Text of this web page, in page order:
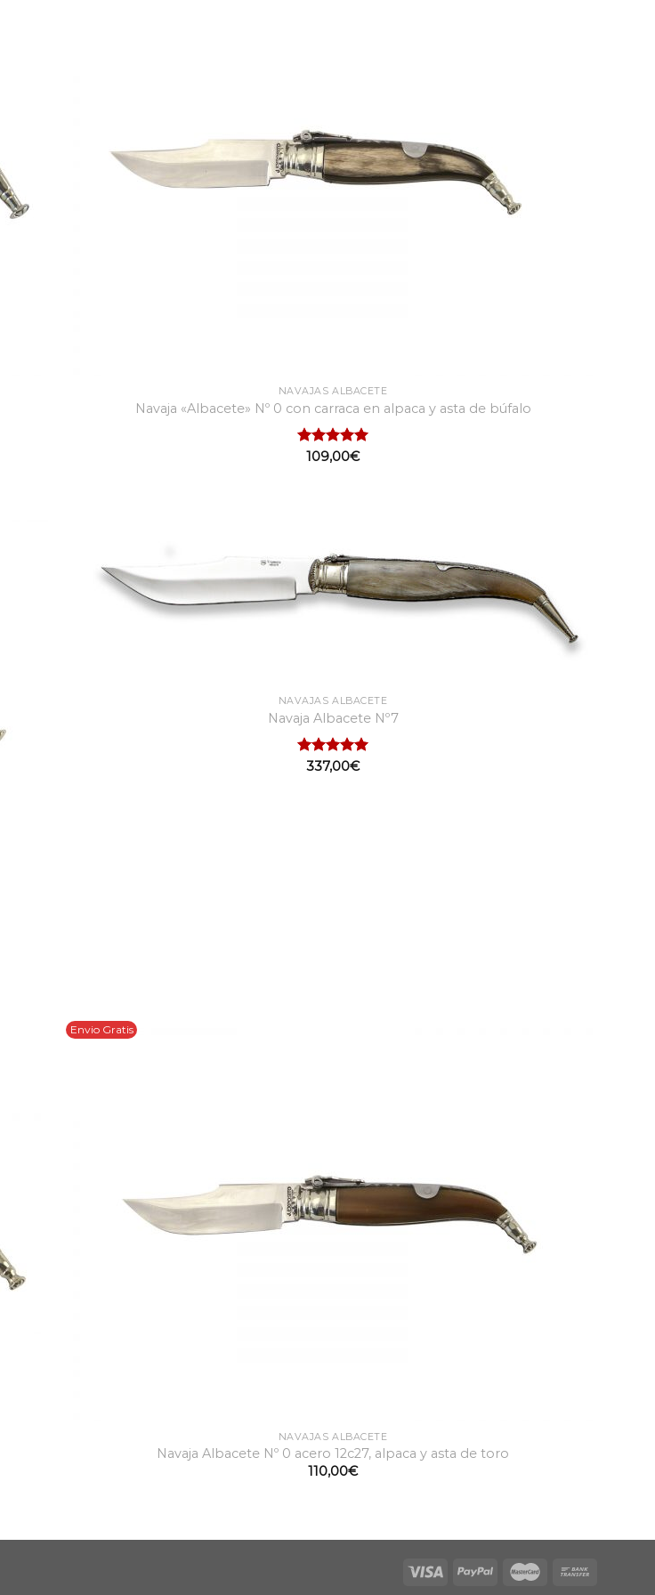
NAVAJAS ALBACETE
Navaja «Albacete» Nº 0 con carraca en alpaca y asta de búfalo
Valorado
109,00€
NAVAJAS ALBACETE
Navaja Albacete Nº7
Valorado
337,00€
Envio Gratis
NAVAJAS ALBACETE
Navaja Albacete Nº 0 acero 12c27, alpaca y asta de toro
110,00€